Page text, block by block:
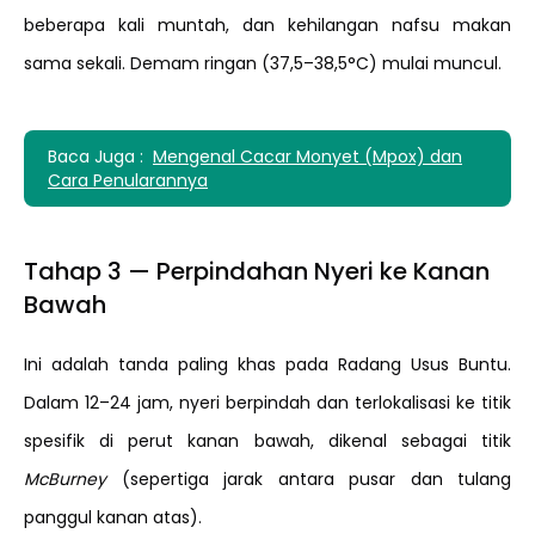
beberapa kali muntah, dan kehilangan nafsu makan
sama sekali. Demam ringan (37,5–38,5°C) mulai muncul.
Baca Juga : Mengenal Cacar Monyet (Mpox) dan
Cara Penularannya
Tahap 3 — Perpindahan Nyeri ke Kanan
Bawah
Ini adalah tanda paling khas pada Radang Usus Buntu.
Dalam 12–24 jam, nyeri berpindah dan terlokalisasi ke titik
spesifik di perut kanan bawah, dikenal sebagai titik
McBurney(sepertiga jarak antara pusar dan tulang
panggul kanan atas).